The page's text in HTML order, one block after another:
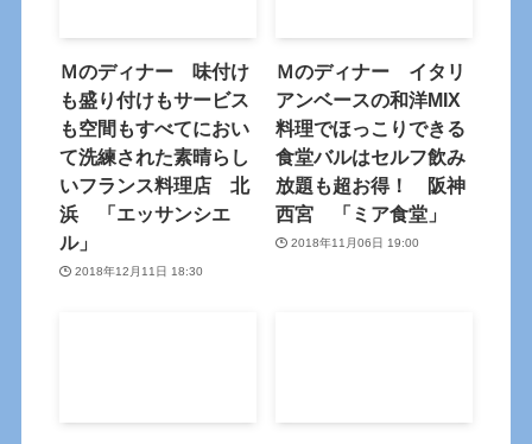
Ｍのディナー 味付け
も盛り付けもサービス
も空間もすべてにおい
て洗練された素晴らし
いフランス料理店 北
浜 「エッサンシエ
ル」
2018年12月11日 18:30
Ｍのディナー イタリ
アンベースの和洋MIX
料理でほっこりできる
食堂バルはセルフ飲み
放題も超お得！ 阪神
西宮 「ミア食堂」
2018年11月06日 19:00